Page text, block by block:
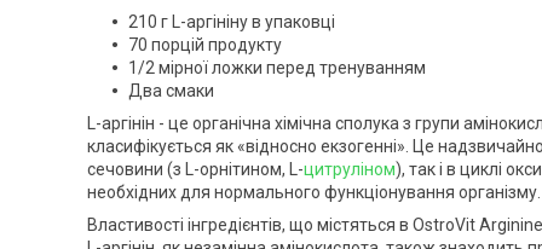
210 г L-аргініну в упаковці
70 порцій продукту
1/2 мірної ложки перед тренуванням
Два смаки
L-аргінін - це органічна хімічна сполука з групи
класифікується як «відносно екзогенні». Це
сечовини (з L-орнітином, L-цитруліном), так і в циклі
необхідних для нормального функціонування організму.
Властивості інгредієнтів, що містяться в OstroVit